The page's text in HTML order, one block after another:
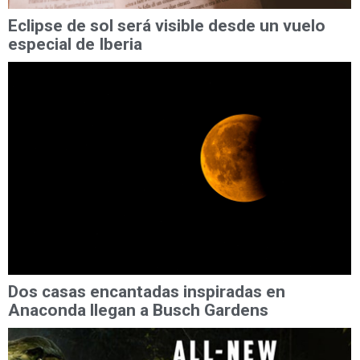
Eclipse de sol será visible desde un vuelo
especial de Iberia
Dos casas encantadas inspiradas en
Anaconda llegan a Busch Gardens